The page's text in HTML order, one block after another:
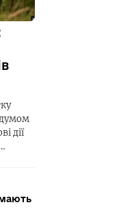
дії